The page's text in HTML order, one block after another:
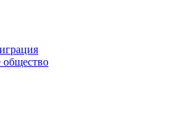
общество